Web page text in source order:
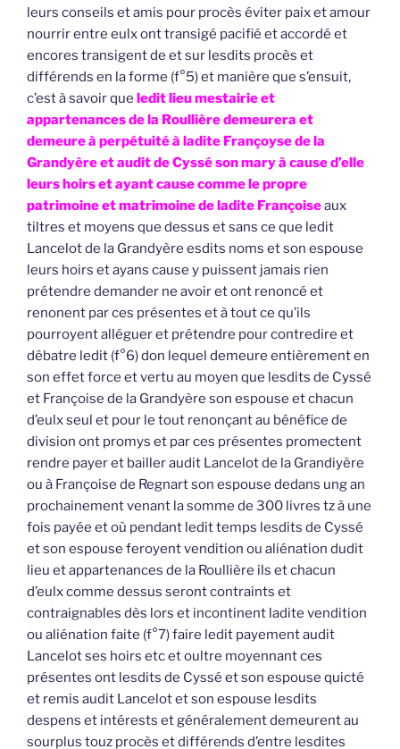
leurs conseils et amis pour procès éviter paix et amour
nourrir entre eulx ont transigé pacifié et accordé et
encores transigent de et sur lesdits procès et
différends en la forme (f°5) et manière que s’ensuit,
c’est à savoir que ledit lieu mestairie et
appartenances de la Roullière demeurera et
demeure à perpétuité à ladite Françoyse de la
Grandyère et audit de Cyssé son mary à cause d’elle
leurs hoirs et ayant cause comme le propre
patrimoine et matrimoine de ladite Françoiseaux
tiltres et moyens que dessus et sans ce que ledit
Lancelot de la Grandyère esdits noms et son espouse
leurs hoirs et ayans cause y puissent jamais rien
prétendre demander ne avoir et ont renoncé et
renonent par ces présentes et à tout ce qu’ils
pourroyent alléguer et prétendre pour contredire et
débatre ledit (f°6) don lequel demeure entièrement en
son effet force et vertu au moyen que lesdits de Cyssé
et Françoise de la Grandyère son espouse et chacun
d’eulx seul et pour le tout renonçant au bénéfice de
division ont promys et par ces présentes promectent
rendre payer et bailler audit Lancelot de la Grandiyère
ou à Françoise de Regnart son espouse dedans ung an
prochainement venant la somme de 300 livres tz à une
fois payée et où pendant ledit temps lesdits de Cyssé
et son espouse feroyent vendition ou aliénation dudit
lieu et appartenances de la Roullière ils et chacun
d’eulx comme dessus seront contraints et
contraignables dès lors et incontinent ladite vendition
ou aliénation faite (f°7) faire ledit payement audit
Lancelot ses hoirs etc et oultre moyennant ces
présentes ont lesdits de Cyssé et son espouse quicté
et remis audit Lancelot et son espouse lesdits
despens et intérests et généralement demeurent au
sourplus touz procès et différends d’entre lesdites